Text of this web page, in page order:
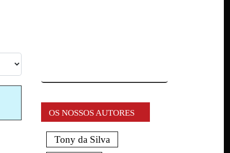
OS NOSSOS AUTORES
Tony da Silva